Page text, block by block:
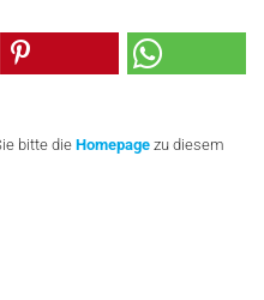
bitte die Homepage zu diesem